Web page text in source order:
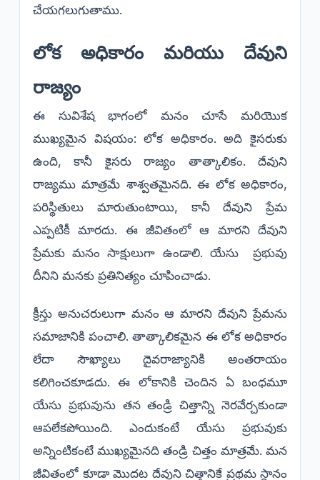
చేయగలుగుతాము.
​లోక అధికారం మరియు దేవుని
రాజ్యం
​ఈ సువిశేష భాగంలో మనం చూసే మరియొక
ముఖ్యమైన విషయం: లోక అధికారం. అది కైసరుకు
ఉంది, కానీ కైసరు రాజ్యం తాత్కాలికం. దేవుని
రాజ్యము మాత్రమే శాశ్వతమైనది. ఈ లోక అధికారం,
పరిస్థితులు మారుతుంటాయి, కానీ దేవుని ప్రేమ
ఎప్పటికీ మారదు. ఈ జీవితంలో ఆ మారని దేవుని
ప్రేమకు మనం సాక్షులుగా ఉండాలి. యేసు ప్రభువు
దీనిని మనకు ప్రతినిత్యం చూపించాడు.
​క్రీస్తు అనుచరులుగా మనం ఆ మారని దేవుని ప్రేమను
సమాజానికి పంచాలి. తాత్కాలికమైన ఈ లోక అధికారం
లేదా సౌఖ్యాలు దైవరాజ్యానికి అంతరాయం
కలిగించకూడదు. ఈ లోకానికి చెందిన ఏ బంధమూ
యేసు ప్రభువును తన తండ్రి చిత్తాన్ని నెరవేర్చకుండా
ఆపలేకపోయింది. ఎందుకంటే యేసు ప్రభువుకు
అన్నింటికంటే ముఖ్యమైనది తండ్రి చిత్తం మాత్రమే. మన
జీవితంలో కూడా మొదట దేవుని చిత్తానికే ప్రథమ స్థానం